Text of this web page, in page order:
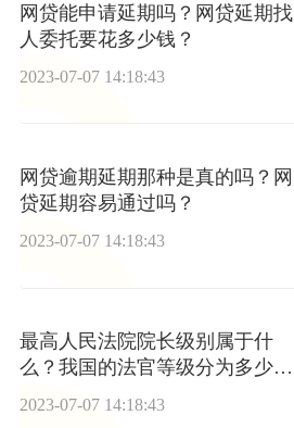
网贷能申请延期吗？网贷延期找
人委托要花多少钱？
2023-07-07 14:18:43
网贷逾期延期那种是真的吗？网
贷延期容易通过吗？
2023-07-07 14:18:43
最高人民法院院长级别属于什
么？我国的法官等级分为多少
级？ 热推荐
2023-07-07 14:18:43